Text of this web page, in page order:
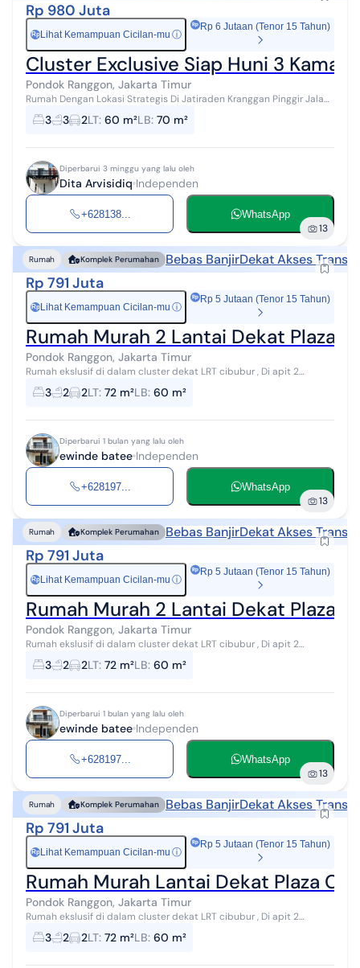
Rp 980 Juta
Rp Lihat Kemampuan Cicilan-mu ⓘ
Rp 6 Jutaan (Tenor 15 Tahun)
Cluster Exclusive Siap Huni 3 Kamar
Pondok Ranggon, Jakarta Timur
Rumah Dengan Lokasi Strategis Di Jatiraden Kranggan Pinggir Jalan
Jadi Pilihan Terbaik Untuk Hunian Keluarga Tercinta. Harga mulai di
980jt. Rumah...
3 3 2LT: 60 m²LB: 70 m²
Diperbarui 3 minggu yang lalu oleh
Dita Arvisidiq Independen
+628138... WhatsApp
13
Rumah Komplek Perumahan Bebas BanjirDekat Akses
Rp 791 Juta
Rp Lihat Kemampuan Cicilan-mu ⓘ
Rp 5 Jutaan (Tenor 15 Tahun)
Rumah Murah 2 Lantai Dekat Plaza
Pondok Ranggon, Jakarta Timur
Rumah ekslusif di dalam cluster dekat LRT cibubur , Di apit 2
Gerbang tol cibubur dan jatikarya Dapatkan rumah 2 lantai yang
nyaman ini, dijual de...
3 2 2LT: 72 m²LB: 60 m²
Diperbarui 1 bulan yang lalu oleh
ewinde batee Independen
+628197... WhatsApp
13
Rumah Komplek Perumahan Bebas BanjirDekat Akses
Rp 791 Juta
Rp Lihat Kemampuan Cicilan-mu ⓘ
Rp 5 Jutaan (Tenor 15 Tahun)
Rumah Murah 2 Lantai Dekat Plaza
Pondok Ranggon, Jakarta Timur
Rumah ekslusif di dalam cluster dekat LRT cibubur , Di apit 2
Gerbang tol cibubur dan jatikarya Dapatkan rumah 2 lantai yang
nyaman ini, dijual de...
3 2 2LT: 72 m²LB: 60 m²
Diperbarui 1 bulan yang lalu oleh
ewinde batee Independen
+628197... WhatsApp
13
Rumah Komplek Perumahan Bebas BanjirDekat Akses
Rp 791 Juta
Rp Lihat Kemampuan Cicilan-mu ⓘ
Rp 5 Jutaan (Tenor 15 Tahun)
Rumah Murah Lantai Dekat Plaza
Pondok Ranggon, Jakarta Timur
Rumah ekslusif di dalam cluster dekat LRT cibubur , Di apit 2
Gerbang tol cibubur dan jatikarya Dapatkan rumah 2 lantai yang
nyaman ini, dijual de...
3 2 2LT: 72 m²LB: 60 m²